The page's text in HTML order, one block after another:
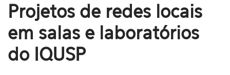
Projetos de redes locais
em salas e laboratórios
do IQUSP